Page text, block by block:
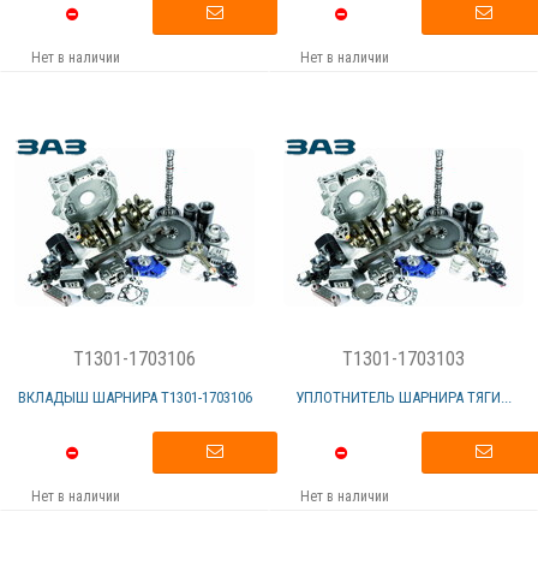
Нет в наличии Нет в наличии
T1301-1703106
ВКЛАДЫШ ШАРНИРА Т1301-1703106
Нет в наличии
T1301-1703103
УПЛОТНИТЕЛЬ ШАРНИРА ТЯГИ...
Нет в наличии